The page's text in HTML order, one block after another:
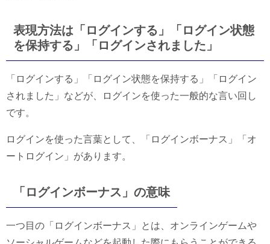
表現方法は「ログインする」「ログイン状態
を保持する」「ログインされました」
「ログインする」「ログイン状態を保持する」「ログイン
されました」などが、ログインを使った一般的な言い回し
です。
ログインを使った言葉として、「ログインボーナス」「オ
ートログイン」があります。
「ログインボーナス」の意味
一つ目の「ログインボーナス」とは、オンラインゲームや